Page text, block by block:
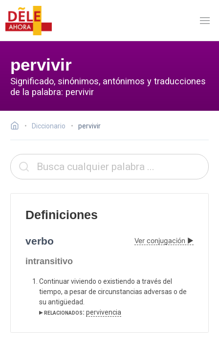
pervivir
Significado, sinónimos, antónimos y traducciones
de la palabra: pervivir
Diccionario pervivir
Definiciones
verbo Ver conjugación ▶
intransitivo
Continuar viviendo o existiendo a través del
tiempo, a pesar de circunstancias adversas o de
su antigüedad.
▸ relacionados: pervivencia